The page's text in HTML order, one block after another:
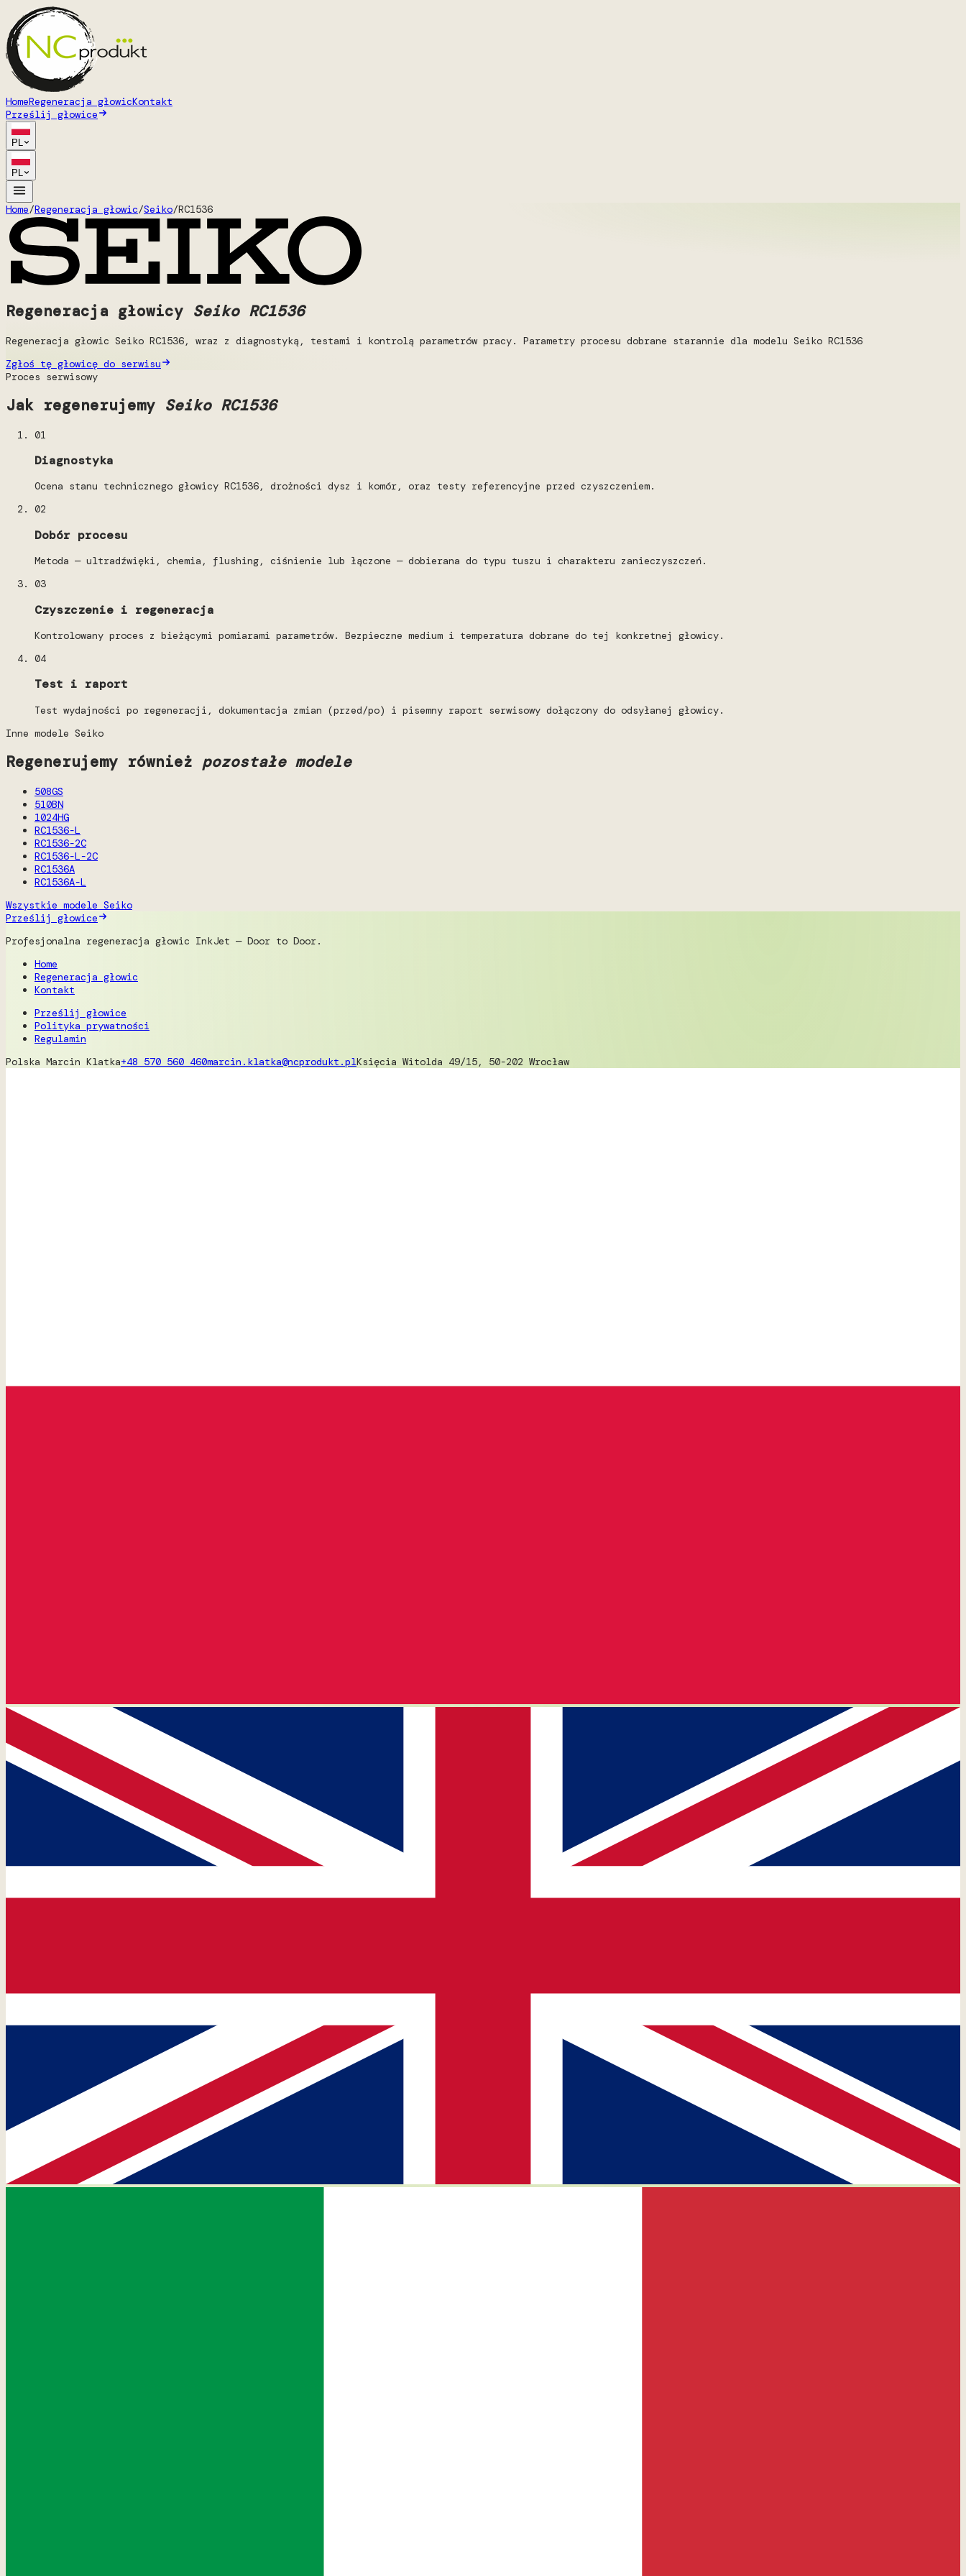
HomeRegeneracja głowicKontakt
Prześlij głowice
PL
PL
Home/Regeneracja głowic/Seiko/RC1536
Regeneracja głowicy Seiko RC1536
Regeneracja głowic Seiko RC1536, wraz z diagnostyką, testami i kontrolą parametrów pracy. Parametry procesu dobrane starannie dla modelu Seiko RC1536
Zgłoś tę głowicę do serwisu
Proces serwisowy
Jak regenerujemy Seiko RC1536
01
Diagnostyka
Ocena stanu technicznego głowicy RC1536, drożności dysz i komór, oraz testy referencyjne przed czyszczeniem.
02
Dobór procesu
Metoda — ultradźwięki, chemia, flushing, ciśnienie lub łączone — dobierana do typu tuszu i charakteru zanieczyszczeń.
03
Czyszczenie i regeneracja
Kontrolowany proces z bieżącymi pomiarami parametrów. Bezpieczne medium i temperatura dobrane do tej konkretnej głowicy.
04
Test i raport
Test wydajności po regeneracji, dokumentacja zmian (przed/po) i pisemny raport serwisowy dołączony do odsyłanej głowicy.
Inne modele Seiko
Regenerujemy również pozostałe modele
508GS
510BN
1024HG
RC1536-L
RC1536-2C
RC1536-L-2C
RC1536A
RC1536A-L
Wszystkie modele Seiko
Prześlij głowice
Profesjonalna regeneracja głowic InkJet — Door to Door.
Home
Regeneracja głowic
Kontakt
Prześlij głowice
Polityka prywatności
Regulamin
Polska Marcin Klatka+48 570 560 460marcin.klatka@ncprodukt.plKsięcia Witolda 49/15, 50-202 Wrocław